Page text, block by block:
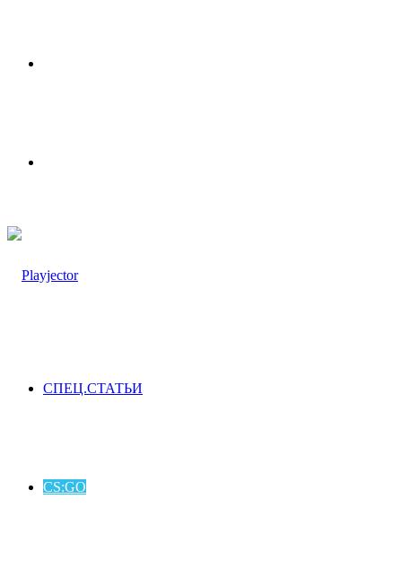
СПЕЦ.СТАТЬИ
CS:GO